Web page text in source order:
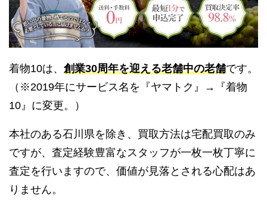
着物10は、 創業30周年を迎える老舗中の老舗です。
（※2019年にサービス名を『ヤマトク』→『着物
10』に変更。）
本社のある石川県を除き、買取方法は宅配買取のみ
ですが、査定経験豊富なスタッフが一枚一枚丁寧に
査定を行いますので、価値が見落とされる心配はあ
りません。